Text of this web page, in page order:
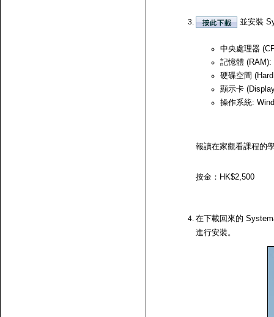
並安裝
中央處理器
記憶體
硬碟空間
顯示卡
操作系統:
報讀在家觀看課程的
按金：HK$2,500
在下載回來的
進行安裝。